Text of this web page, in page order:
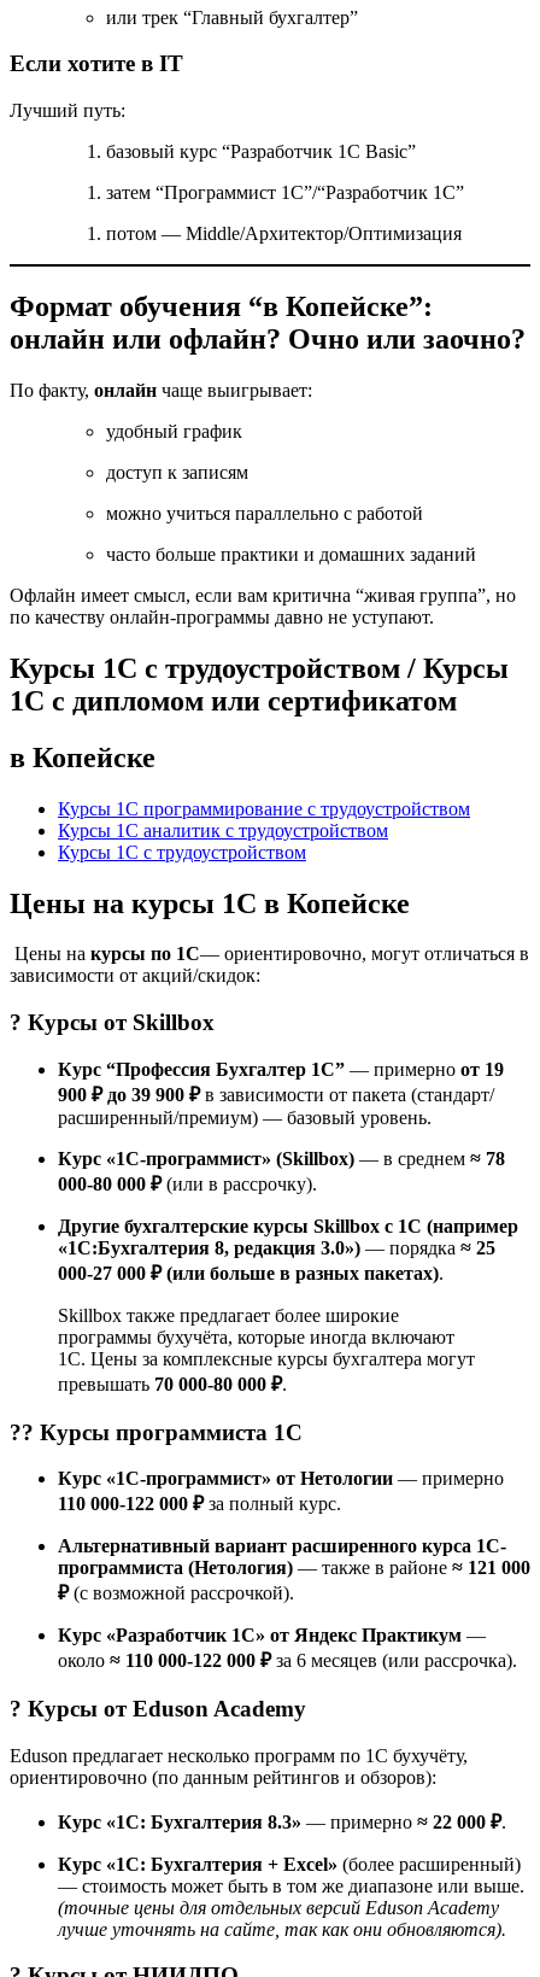
или трек “Главный бухгалтер”
Если хотите в IT
Лучший путь:
базовый курс “Разработчик 1С Basic”
затем “Программист 1С”/“Разработчик 1С”
потом — Middle/Архитектор/Оптимизация
Формат обучения “в Копейске”:
онлайн или офлайн? Очно или заочно?
По факту, онлайн чаще выигрывает:
удобный график
доступ к записям
можно учиться параллельно с работой
часто больше практики и домашних заданий
Офлайн имеет смысл, если вам критична “живая группа”, но
по качеству онлайн-программы давно не уступают.
Курсы 1С с трудоустройством / Курсы
1С с дипломом или сертификатом
в Копейске
Курсы 1С программирование с трудоустройством
Курсы 1С аналитик с трудоустройством
Курсы 1С с трудоустройством
Цены на курсы 1С в Копейске
Цены на курсы по 1С— ориентировочно, могут отличаться в
зависимости от акций/скидок:
? Курсы от Skillbox
Курс “Профессия Бухгалтер 1С” — примерно от 19
900 ₽ до 39 900 ₽в зависимости от пакета (стандарт/
расширенный/премиум) — базовый уровень.
Курс «1С-программист» (Skillbox) — в среднем ≈ 78
000-80 000 ₽(или в рассрочку).
Другие бухгалтерские курсы Skillbox с 1С (например
«1С:Бухгалтерия 8, редакция 3.0») — порядка ≈ 25
000-27 000 ₽ (или больше в разных пакетах).
Skillbox также предлагает более широкие
программы бухучёта, которые иногда включают
1С. Цены за комплексные курсы бухгалтера могут
превышать 70 000-80 000 ₽.
?‍? Курсы программиста 1С
Курс «1С-программист» от Нетологии — примерно
110 000-122 000 ₽за полный курс.
Альтернативный вариант расширенного курса 1С-
программиста (Нетология) — также в районе ≈ 121 000
₽(с возможной рассрочкой).
Курс «Разработчик 1C» от Яндекс Практикум —
около ≈ 110 000-122 000 ₽за 6 месяцев (или рассрочка).
? Курсы отEduson Academy
Eduson предлагает несколько программ по 1С бухучёту,
ориентировочно (по данным рейтингов и обзоров):
Курс «1С: Бухгалтерия 8.3» — примерно ≈ 22 000 ₽.
Курс «1С: Бухгалтерия + Excel» (более расширенный)
— стоимость может быть в том же диапазоне или выше.
(точные цены для отдельных версий Eduson Academy
лучше уточнять на сайте, так как они обновляются).